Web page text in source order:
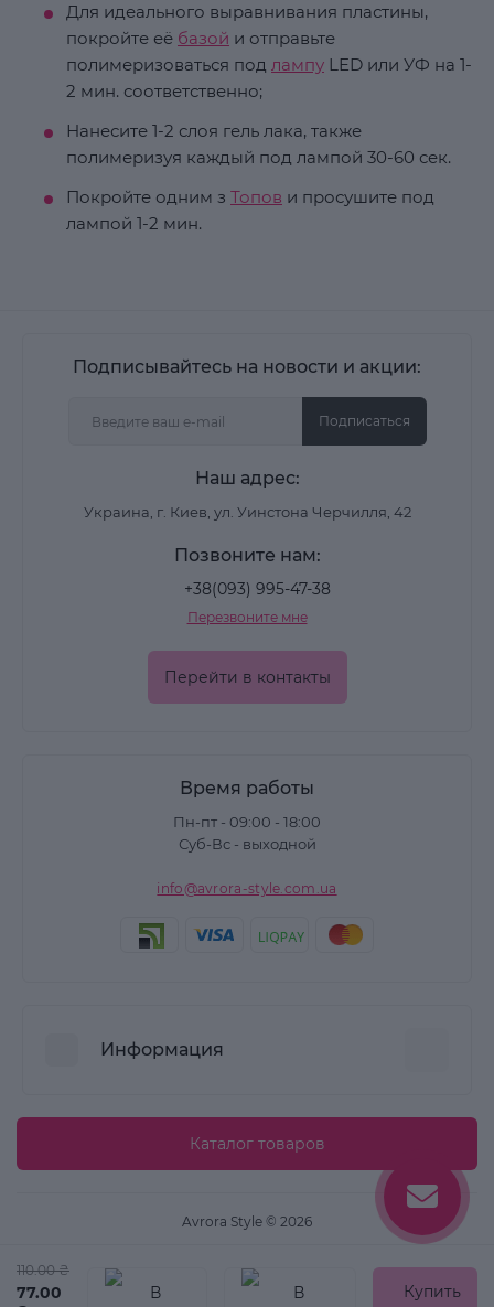
110.00 ₴
77.00
Купить
Для идеального выравнивания пластины,
покройте её базой и отправьте
полимеризоваться под лампу LED или УФ на 1-
2 мин. соответственно;
Нанесите 1-2 слоя гель лака, также
полимеризуя каждый под лампой 30-60 сек.
Покройте одним з Топов и просушите под
лампой 1-2 мин.
Подписывайтесь на новости и акции:
Подписаться
Наш адрес:
Украина, г. Киев, ул. Уинстона Черчилля, 42
Позвоните нам:
+38(093) 995-47-38
Перезвоните мне
Перейти в контакты
Время работы
Пн-пт - 09:00 - 18:00
Суб-Вс - выходной
info@avrora-style.com.ua
Информация
Пользовательское соглашение
Карта сайта
Каталог товаров
Avrora Style © 2026